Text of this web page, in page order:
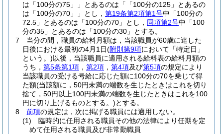
は「100分の75」」とあるのは「「100分の125」とあるの
は「100分の70」」とし， 第19条第2項第1号中「100分の
72.5」とあるのは「100分の70」とし， 同項第2号中「100
分の35」とあるのは「100分の30」とする。
7
当分の間，職員の給料月額は，当該職員が60歳に達した
日後における最初の4月1日(附則第9項において「特定日」
という。)以後，当該職員に適用される給料表の給料月額の
うち， 第5条第1項 ， 第2項 ， 第4項及び第5項の規定により
当該職員の受ける号給に応じた額に100分の70を乗じて得
た額(当該額に，50円未満の端数を生じたときはこれを切り
捨て，50円以上100円未満の端数を生じたときはこれを100
円に切り上げるものとする。)とする。
8
前項の規定は，次に掲げる職員には適用しない。
(1)
臨時的に任用される職員その他の法律により任期を定
めて任用される職員及び非常勤職員